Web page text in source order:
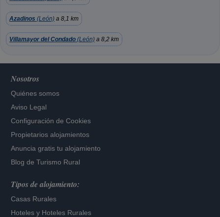
Azadinos (León) a 8,1 km
Villamayor del Condado (León) a 8,2 km
Nosotros
Quiénes somos
Aviso Legal
Configuración de Cookies
Propietarios alojamientos
Anuncia gratis tu alojamiento
Blog de Turismo Rural
Tipos de alojamiento:
Casas Rurales
Hoteles y Hoteles Rurales